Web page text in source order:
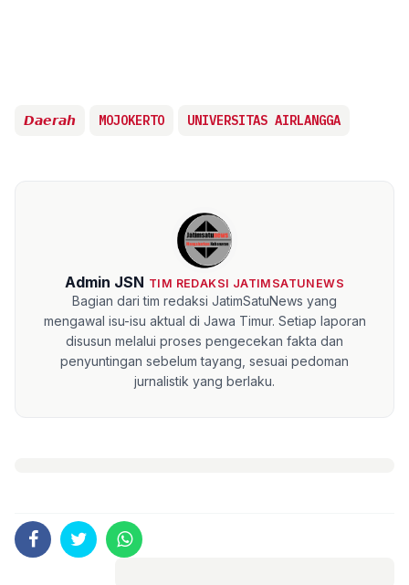
𝘿𝙖𝙚𝙧𝙖𝙝 MOJOKERTO UNIVERSITAS AIRLANGGA
Admin JSN TIM REDAKSI JATIMSATUNEWS
Bagian dari tim redaksi JatimSatuNews yang
mengawal isu-isu aktual di Jawa Timur. Setiap laporan
disusun melalui proses pengecekan fakta dan
penyuntingan sebelum tayang, sesuai pedoman
jurnalistik yang berlaku.